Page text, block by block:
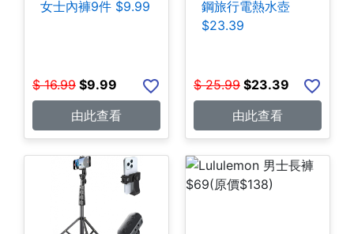
女士內褲9件 $9.99
$ 16.99 $9.99
由此查看
鋼旅行電熱水壺
$23.39
$ 25.99 $23.39
由此查看